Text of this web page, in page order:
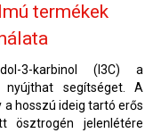
termékek
3-karbinol (I3C) a
nyújthat segítséget. A
hosszú ideig tartó erős
ösztrogén jelenlétére